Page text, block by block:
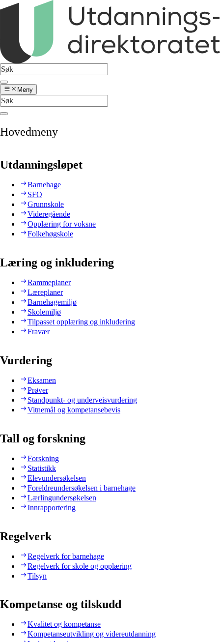
Meny
Hovedmeny
Utdanningsløpet
Barnehage
SFO
Grunnskole
Videregående
Opplæring for voksne
Folkehøgskole
Læring og inkludering
Rammeplaner
Læreplaner
Barnehagemiljø
Skolemiljø
Tilpasset opplæring og inkludering
Fravær
Vurdering
Eksamen
Prøver
Standpunkt- og underveisvurdering
Vitnemål og kompetansebevis
Tall og forskning
Forskning
Statistikk
Elevundersøkelsen
Foreldreundersøkelsen i barnehage
Lærlingundersøkelsen
Innrapportering
Regelverk
Regelverk for barnehage
Regelverk for skole og opplæring
Tilsyn
Kompetanse og tilskudd
Kvalitet og kompetanse
Kompetanseutvikling og videreutdanning